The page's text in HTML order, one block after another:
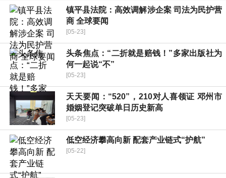
镇平县法院：高效调解涉企案 司法为民护营
商 全球要闻
[05-23]
头条焦点：“二折就是赔钱！”多家出版社为
何一起说“不”
[05-23]
天天要闻：“520”，210对人喜领证 邓州市
婚姻登记突破单日历史新高
[05-23]
低空经济攀高向新 配套产业链式“护航”
[05-22]